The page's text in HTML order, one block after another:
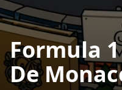
Formula
De